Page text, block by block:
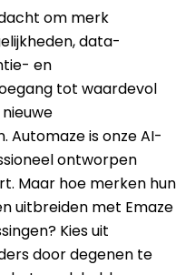
om merk
data-
en
tot waardevol
Automaze is onze AI-
ontworpen
Maar hoe merken hun
uitbreiden met Emaze
Kies uit
door degenen te